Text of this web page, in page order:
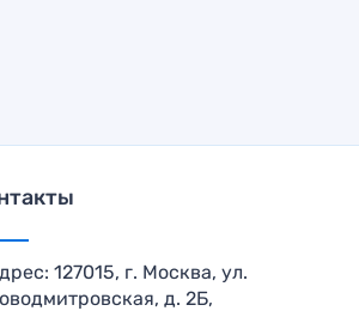
127015, г. Москва, ул.
д. 2Б,